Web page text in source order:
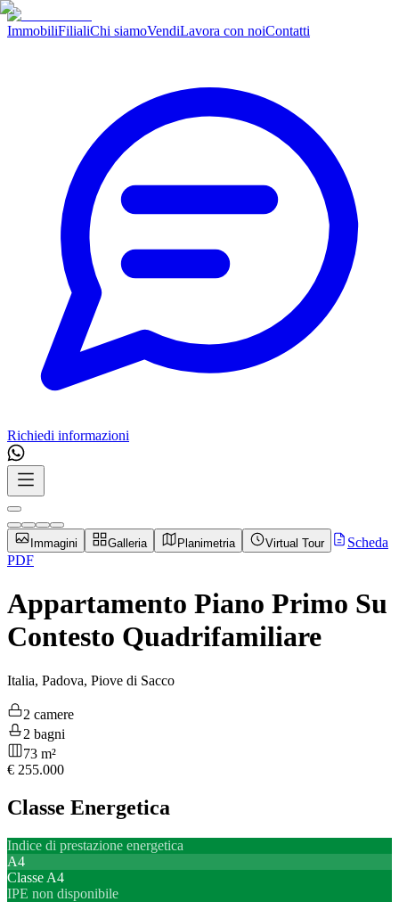
ImmobiliFilialiChi siamoVendiLavora con noiContatti
Richiedi informazioni
Immagini Galleria Planimetria Virtual Tour
Scheda
PDF
Appartamento Piano Primo Su
Contesto Quadrifamiliare
Italia, Padova, Piove di Sacco
2 camere
2 bagni
73 m²
€ 255.000
Classe Energetica
Indice di prestazione energetica
A4
Classe A4
IPE non disponibile